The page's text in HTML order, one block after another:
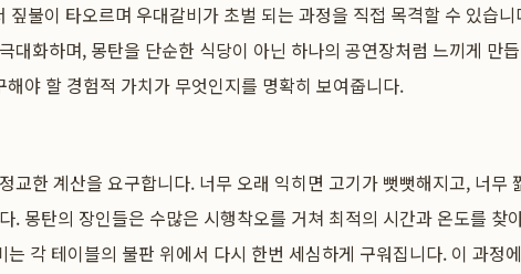
불이 타오르며 우대갈비가 초벌 되는 과정을 직접 목격할 수 있습니
대화하며, 몽탄을 단순한 식당이 아닌 하나의 공연장처럼 느끼게 만
야 할 경험적 가치가 무엇인지를 명확히 보여줍니다.
교한 계산을 요구합니다. 너무 오래 익히면 고기가 뻣뻣해지고, 너무
. 몽탄의 장인들은 수많은 시행착오를 거쳐 최적의 시간과 온도를 찾
각 테이블의 불판 위에서 다시 한번 세심하게 구워집니다. 이 과정